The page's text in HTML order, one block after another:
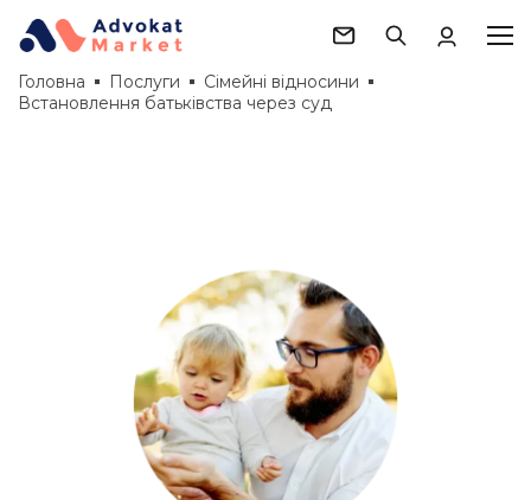
Головна Послуги
Сімейні відносини
Встановлення батьківства через суд